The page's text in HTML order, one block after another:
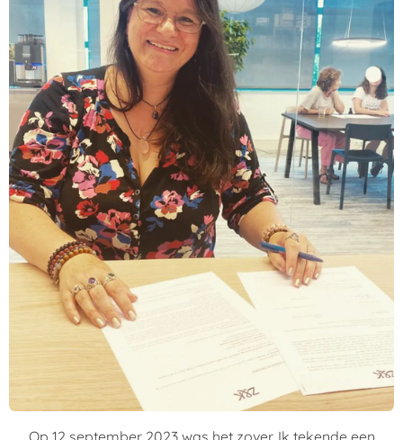
Op 12 september 2023 was het zover. Ik tekende een